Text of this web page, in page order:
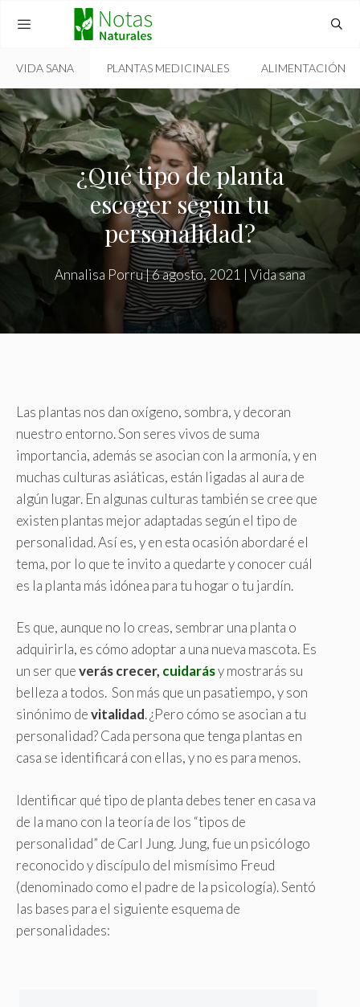
MENU
VIDA SANA PLANTAS MEDICINALES ALIMENTACIÓN
¿Qué tipo de planta
escoger según tu
personalidad?
Annalisa Porru|6 agosto, 2021 | Vida sana
Las plantas nos dan oxígeno, sombra, y decoran
nuestro entorno. Son seres vivos de suma
importancia, además se asocian con la armonía, y en
muchas culturas asiáticas, están ligadas al aura de
algún lugar. En algunas culturas también se cree que
existen plantas mejor adaptadas según el tipo de
personalidad. Así es, y en esta ocasión abordaré el
tema, por lo que te invito a quedarte y conocer cuál
es la planta más idónea para tu hogar o tu jardín.
Es que, aunque no lo creas, sembrar una planta o
adquirirla, es cómo adoptar a una nueva mascota. Es
un ser queverás crecer, cuidarásy mostrarás su
belleza a todos. Son más que un pasatiempo, y son
sinónimo devitalidad. ¿Pero cómo se asocian a tu
personalidad? Cada persona que tenga plantas en
casa se identificará con ellas, y no es para menos.
Identificar qué tipo de planta debes tener en casa va
de la mano con la teoría de los “tipos de
personalidad” de Carl Jung. Jung, fue un psicólogo
reconocido y discípulo del mismísimo Freud
(denominado como el padre de la psicología). Sentó
las bases para el siguiente esquema de
personalidades: